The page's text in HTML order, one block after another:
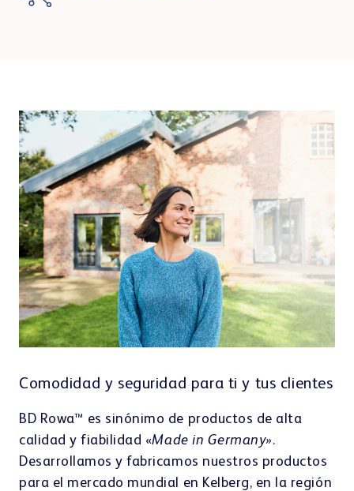
Comodidad y seguridad para ti y tus clientes
BD Rowa™ es sinónimo de productos de alta
calidad y fiabilidad «Made in Germany».
Desarrollamos y fabricamos nuestros productos
para el mercado mundial en Kelberg, en la región